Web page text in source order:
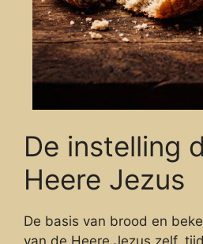
De instelling
Heere Jezus
De basis van brood en